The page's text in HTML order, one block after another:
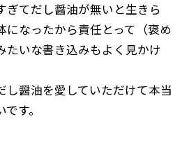
ぎてだし醤油が無いと生きら
になったから責任とって（褒め
たいな書き込みもよく見かけ
し醤油を愛していただけて本当
す。